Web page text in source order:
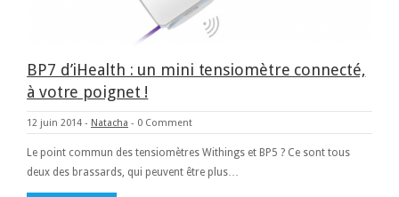
BP7 d’iHealth : un mini tensiomètre connecté,
à votre poignet !
12 juin 2014 - Natacha - 0 Comment
Le point commun des tensiomètres Withings et BP5 ? Ce sont tous
deux des brassards, qui peuvent être plus…